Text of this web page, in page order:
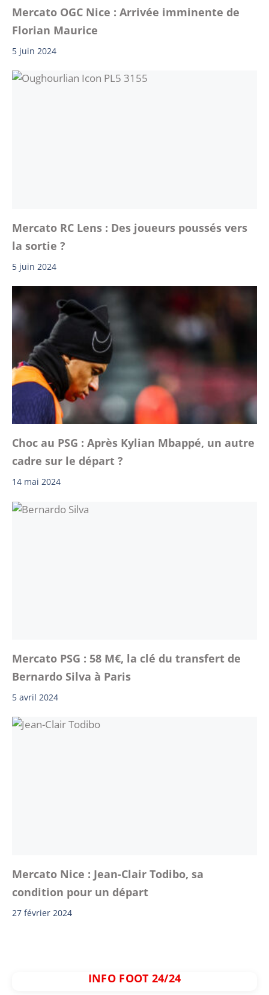
Mercato OGC Nice : Arrivée imminente de
Florian Maurice
5 juin 2024
Mercato RC Lens : Des joueurs poussés vers
la sortie ?
5 juin 2024
Choc au PSG : Après Kylian Mbappé, un autre
cadre sur le départ ?
14 mai 2024
Mercato PSG : 58 M€, la clé du transfert de
Bernardo Silva à Paris
5 avril 2024
Mercato Nice : Jean-Clair Todibo, sa
condition pour un départ
27 février 2024
INFO FOOT 24/24